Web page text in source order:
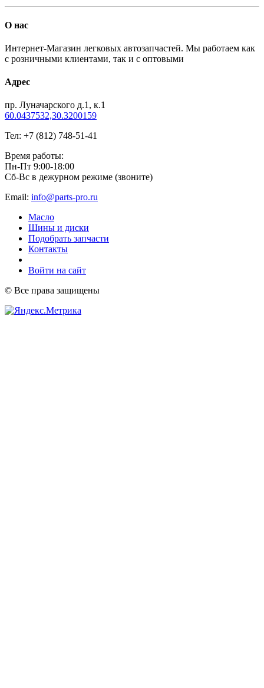
О нас
Интернет-Магазин легковых автозапчастей. Мы работаем как
с розничными клиентами, так и с оптовыми
Адрес
пр. Луначарского д.1, к.1
60.0437532,30.3200159
Тел: +7 (812) 748-51-41
Время работы:
Пн-Пт 9:00-18:00
Сб-Вс в дежурном режиме (звоните)
Email: info@parts-pro.ru
Масло
Шины и диски
Подобрать запчасти
Контакты
Войти на сайт
© Все права защищены